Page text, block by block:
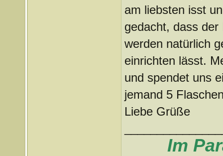
am liebsten isst
gedacht, dass
werden natürlich
einrichten lässt.
und spendet uns
jemand 5
Liebe Grüße
Im